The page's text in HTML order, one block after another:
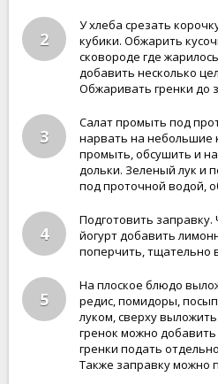
2
У хлеба срезать
кубики. Обжарить
сковороде где
добавить несколько
Обжаривать гренки до
3
Салат промыть под
нарвать на небольшие
промыть, обсушить и
дольки. Зеленый лук и
под проточной водой,
4
Подготовить заправку.
йогурт добавить
поперчить, тщательно
5
На плоское блюдо
редис, помидоры,
луком, сверху
гренок можно
гренки подать
Также заправку можно